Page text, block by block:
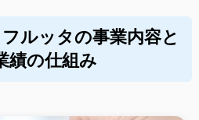
ルッタの事業内容と
績の仕組み